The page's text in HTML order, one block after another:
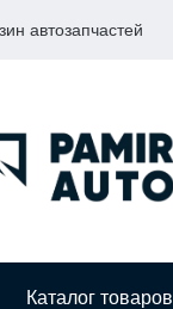
автозапчастей
Каталог товаров